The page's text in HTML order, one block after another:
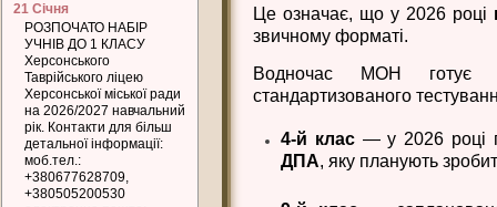
Це означає, що у 2026 році
звичному форматі.
Водночас МОН
стандартизованого
4-й клас— у 2026 році
ДПА, яку планують
21 Січня
РОЗПОЧАТО НАБІР
УЧНІВ ДО 1 КЛАСУ
Херсонського
Таврійського ліцею
Херсонської міської ради
на 2026/2027 навчальний
рік. Контакти для більш
детальної інформації:
моб.тел.:
+380677628709,
+380505200530